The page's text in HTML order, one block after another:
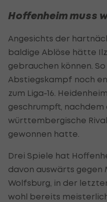
Hoffenheim muss
Angesichts der
baldige Ablöse hätte
gebrauchen können.
Abstiegskampf noch
zum Liga-16.
geschrumpft,
württembergische
gewonnen hatte.
Drei Spiele hat
davon auswärts gegen
Wolfsburg, in der
wohl bereits